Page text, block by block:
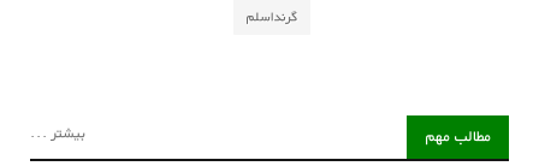
گرنداسلم
مطالب مهم بیشتر ...